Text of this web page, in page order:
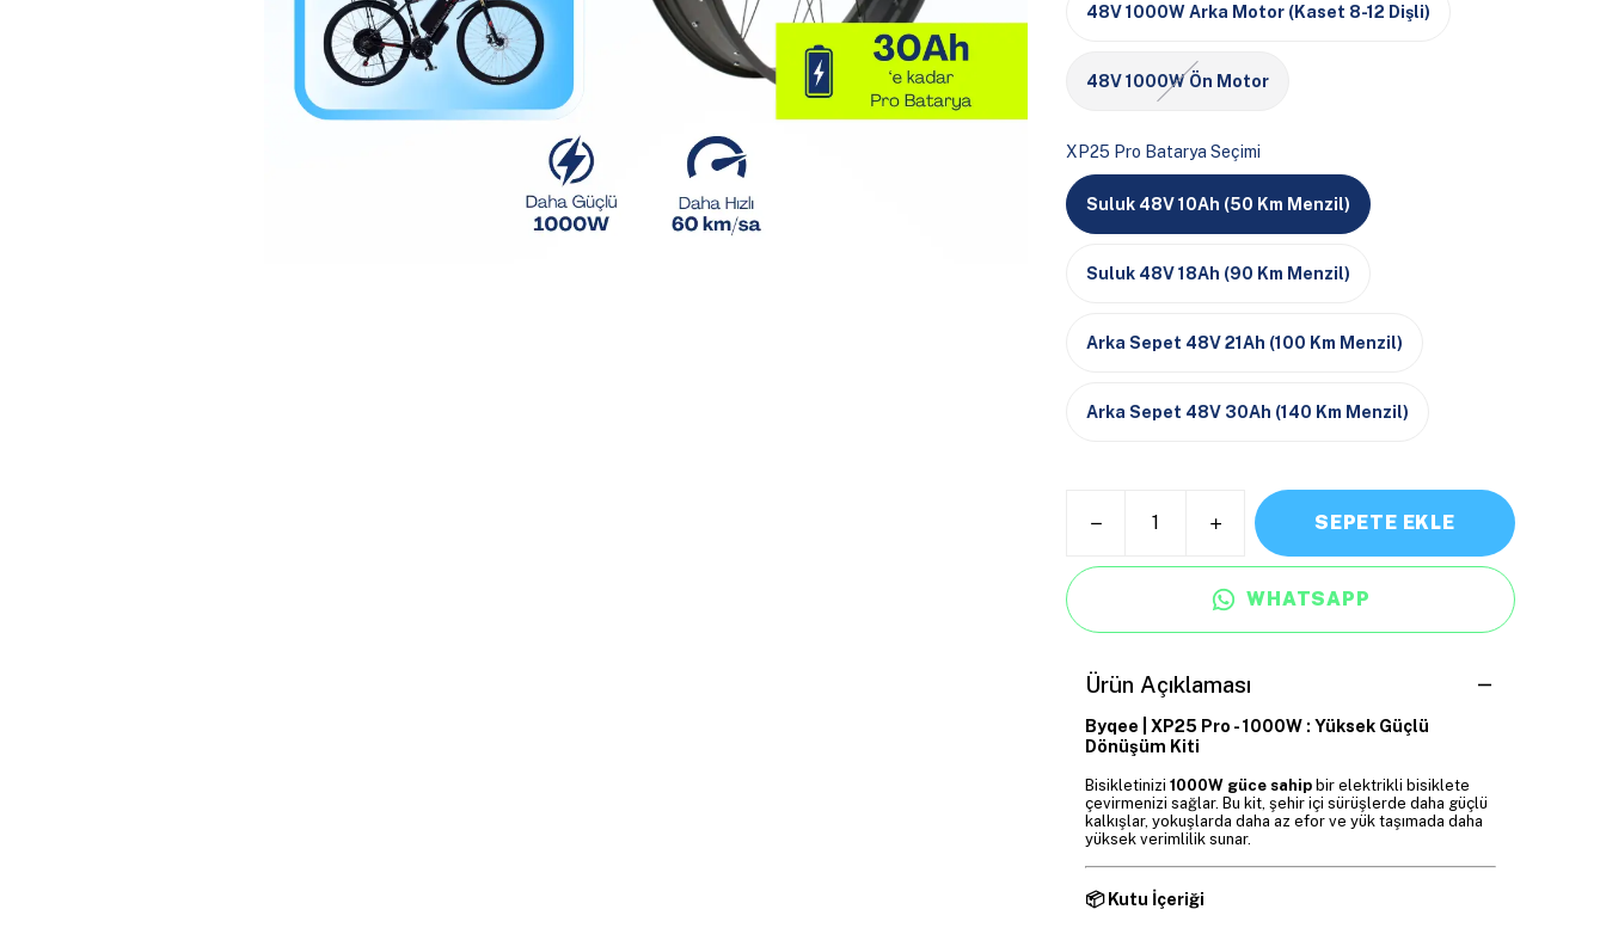
48V 1000W Arka Motor (Kaset 8-12 Dişli)
48V 1000W Ön Motor
XP25 Pro Batarya Seçimi
Suluk 48V 10Ah (50 Km Menzil)
Suluk 48V 18Ah (90 Km Menzil)
Arka Sepet 48V 21Ah (100 Km Menzil)
Arka Sepet 48V 30Ah (140 Km Menzil)
SEPETE EKLE
WHATSAPP
Ürün Açıklaması
Byqee | XP25 Pro - 1000W : Yüksek Güçlü
Dönüşüm Kiti
Bisikletinizi 1000W güce sahip bir elektrikli bisiklete
çevirmenizi sağlar. Bu kit, şehir içi sürüşlerde daha güçlü
kalkışlar, yokuşlarda daha az efor ve yük taşımada daha
yüksek verimlilik sunar.
📦 Kutu İçeriği